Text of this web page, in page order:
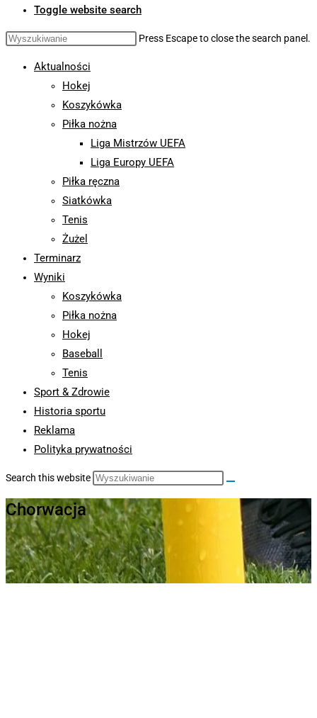
Toggle website search
Press Escape to close the search panel.
Aktualności
Hokej
Koszykówka
Piłka nożna
Liga Mistrzów UEFA
Liga Europy UEFA
Piłka ręczna
Siatkówka
Tenis
Żużel
Terminarz
Wyniki
Koszykówka
Piłka nożna
Hokej
Baseball
Tenis
Sport & Zdrowie
Historia sportu
Reklama
Polityka prywatności
Search this website
Chorwacja